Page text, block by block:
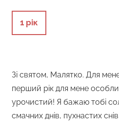
1 рік
Зі святом, Малятко. Для
перший рік для мене
урочистий! Я бажаю тобі
смачних днів, пухнастих снів